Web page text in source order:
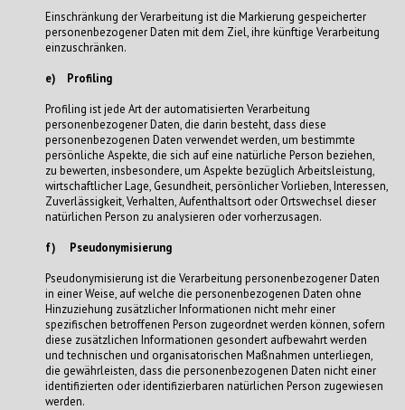
Einschränkung der Verarbeitung ist die Markierung gespeicherter
personenbezogener Daten mit dem Ziel, ihre künftige Verarbeitung
einzuschränken.
e) Profiling
Profiling ist jede Art der automatisierten Verarbeitung
personenbezogener Daten, die darin besteht, dass diese
personenbezogenen Daten verwendet werden, um bestimmte
persönliche Aspekte, die sich auf eine natürliche Person beziehen,
zu bewerten, insbesondere, um Aspekte bezüglich Arbeitsleistung,
wirtschaftlicher Lage, Gesundheit, persönlicher Vorlieben, Interessen,
Zuverlässigkeit, Verhalten, Aufenthaltsort oder Ortswechsel dieser
natürlichen Person zu analysieren oder vorherzusagen.
f) Pseudonymisierung
Pseudonymisierung ist die Verarbeitung personenbezogener Daten
in einer Weise, auf welche die personenbezogenen Daten ohne
Hinzuziehung zusätzlicher Informationen nicht mehr einer
spezifischen betroffenen Person zugeordnet werden können, sofern
diese zusätzlichen Informationen gesondert aufbewahrt werden
und technischen und organisatorischen Maßnahmen unterliegen,
die gewährleisten, dass die personenbezogenen Daten nicht einer
identifizierten oder identifizierbaren natürlichen Person zugewiesen
werden.